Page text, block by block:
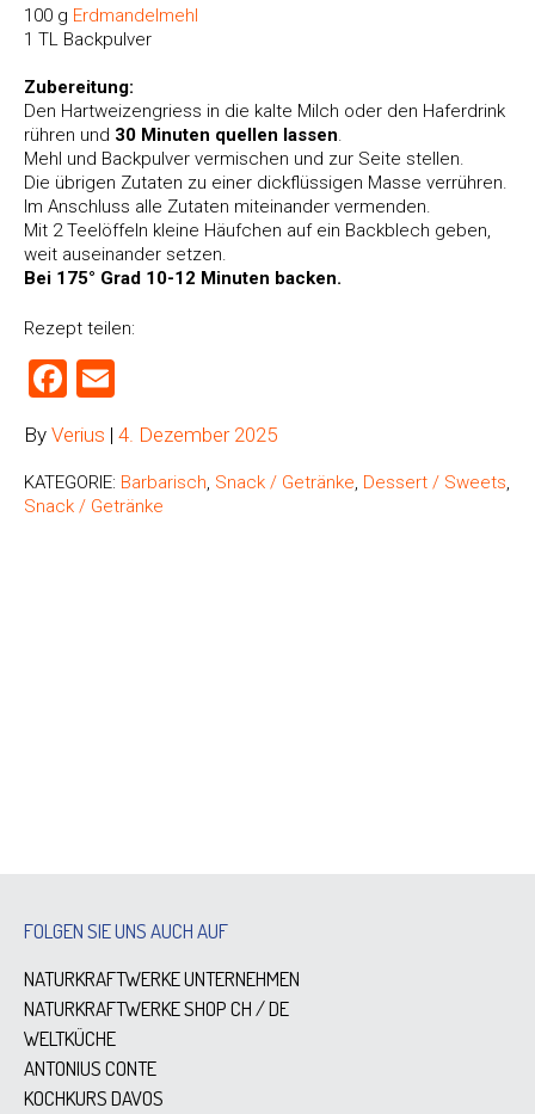
100 g Erdmandelmehl
1 TL Backpulver
Zubereitung:
Den Hartweizengriess in die kalte Milch oder den Haferdrink
rühren und 30 Minuten quellen lassen
Mehl und Backpulver vermischen und zur Seite stellen.
Die übrigen Zutaten zu einer dickflüssigen Masse verrühren.
Im Anschluss alle Zutaten miteinander vermenden.
Mit 2 Teelöffeln kleine Häufchen auf ein Backblech geben,
weit auseinander setzen.
Bei 175° Grad 10-12 Minuten backen.
Rezept teilen:
Facebook
By Verius | 4. Dezember 2025
KATEGORIE: Barbarisch, Snack / Getränke, Dessert / Sweets,
Snack / Getränke
FOLGEN SIE UNS AUCH AUF
NATURKRAFTWERKE UNTERNEHMEN
NATURKRAFTWERKE SHOPCH/DE
WELTKÜCHE
ANTONIUS CONTE
KOCHKURS DAVOS